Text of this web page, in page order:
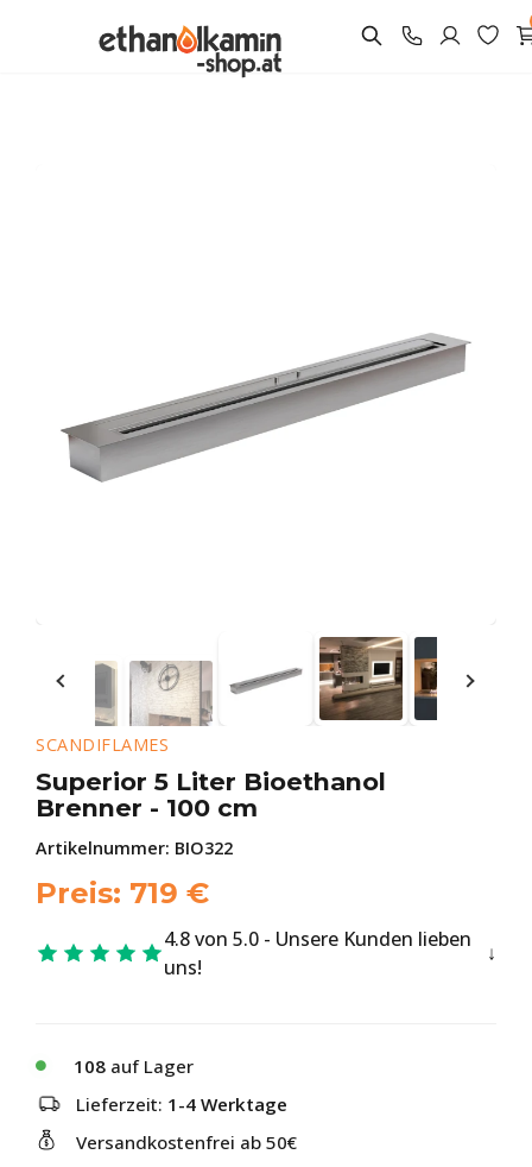
SCANDIFLAMES
Superior 5 Liter Bioethanol
Brenner - 100 cm
Artikelnummer: BIO322
Preis: 719 €
4.8 von 5.0 - Unsere Kunden lieben
uns!
108 auf Lager
Lieferzeit: 1-4 Werktage
Versandkostenfrei ab 50€